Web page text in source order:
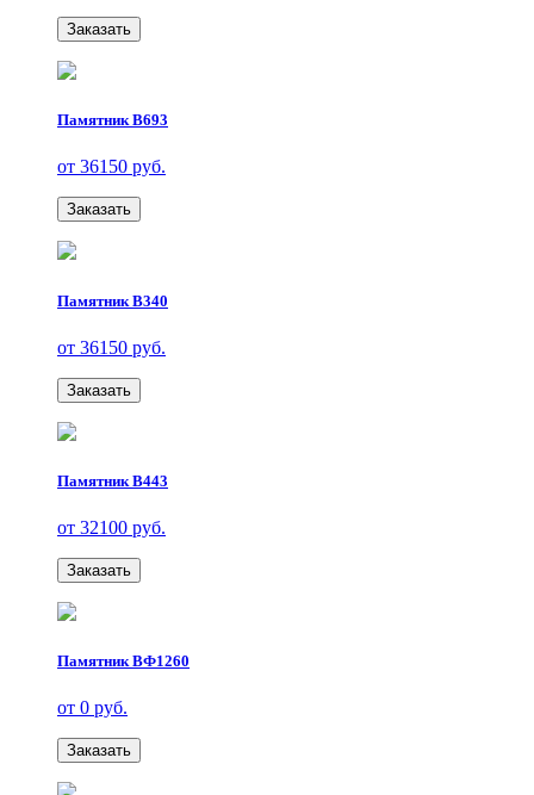
Заказать
Памятник В693
от 36150 руб.
Заказать
Памятник В340
от 36150 руб.
Заказать
Памятник В443
от 32100 руб.
Заказать
Памятник ВФ1260
от 0 руб.
Заказать